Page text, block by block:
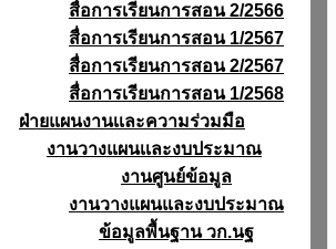
สื่อการเรียนการสอน 2/2566
สื่อการเรียนการสอน 1/2567
สื่อการเรียนการสอน 2/2567
สื่อการเรียนการสอน 1/2568
ฝ่ายแผนงานเเละความร่วมมือ
งานวางแผนเเละงบประมาณ
งานศูนย์ข้อมูล
งานวางแผนและงบประมาณ
ข้อมูลพื้นฐาน วก.นฐ